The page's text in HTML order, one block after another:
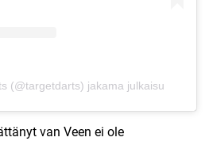
(@targetdarts) jakama julkaisu
van Veen ei ole